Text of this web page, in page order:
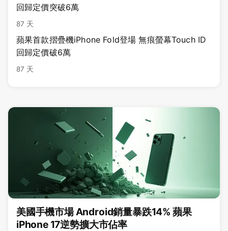
回歸定價突破6萬
87 天
蘋果首款摺疊機iPhone Fold登場 無痕螢幕Touch ID
回歸定價破6萬
87 天
美國手機市場 Android銷量暴跌14% 蘋果
iPhone 17逆勢擴大市佔率